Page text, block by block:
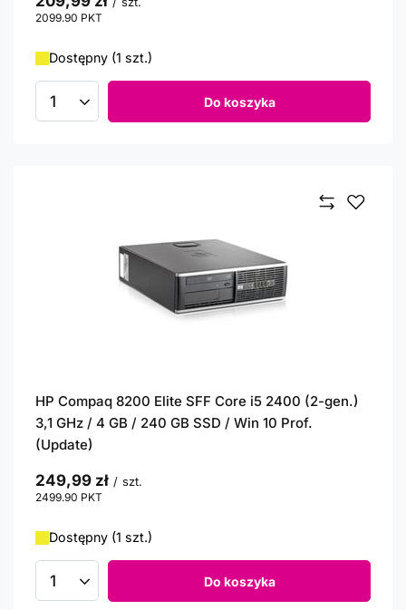
2099.90 PKT
Dostępny (1 szt.)
Ilość produktów Do koszyka
HP Compaq 8200 Elite SFF Core i5 2400 (2-gen.)
3,1 GHz / 4 GB / 240 GB SSD / Win 10 Prof.
(Update)
249,99 zł / szt.
2499.90 PKT
Dostępny (1 szt.)
Ilość produktów Do koszyka